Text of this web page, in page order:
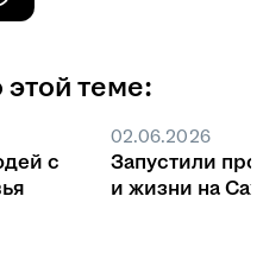
теме:
с
02.06.2026
Запустили
и жизни на